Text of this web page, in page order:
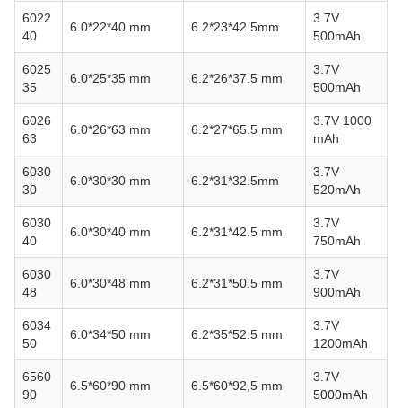
6022
40
6.0*22*40 mm 6.2*23*42.5mm
3.7V
500mAh
6025
35
6.0*25*35 mm 6.2*26*37.5 mm
3.7V
500mAh
6026
63
6.0*26*63 mm 6.2*27*65.5 mm
3.7V 1000
mAh
6030
30
6.0*30*30 mm 6.2*31*32.5mm
3.7V
520mAh
6030
40
6.0*30*40 mm 6.2*31*42.5 mm
3.7V
750mAh
6030
48
6.0*30*48 mm 6.2*31*50.5 mm
3.7V
900mAh
6034
50
6.0*34*50 mm 6.2*35*52.5 mm
3.7V
1200mAh
6560
90
6.5*60*90 mm 6.5*60*92,5 mm
3.7V
5000mAh